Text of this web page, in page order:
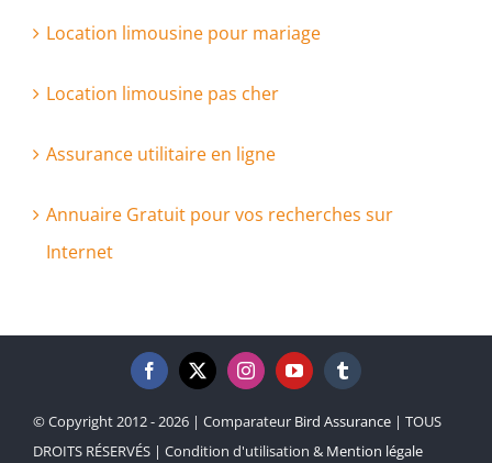
Location limousine pour mariage
Location limousine pas cher
Assurance utilitaire en ligne
Annuaire Gratuit pour vos recherches sur
Internet
© Copyright 2012 - 2026 | Comparateur Bird Assurance| TOUS
DROITS RÉSERVÉS | Condition d'utilisation & Mention légale